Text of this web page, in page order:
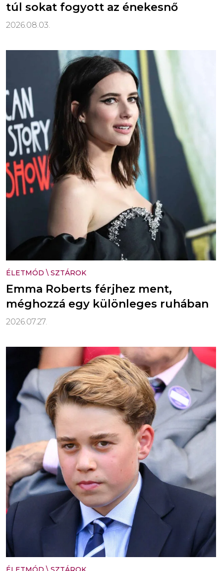
túl sokat fogyott az énekesnő
2026.08.03.
ÉLETMÓD \ SZTÁROK
Emma Roberts férjhez ment,
méghozzá egy különleges ruhában
2026.07.27.